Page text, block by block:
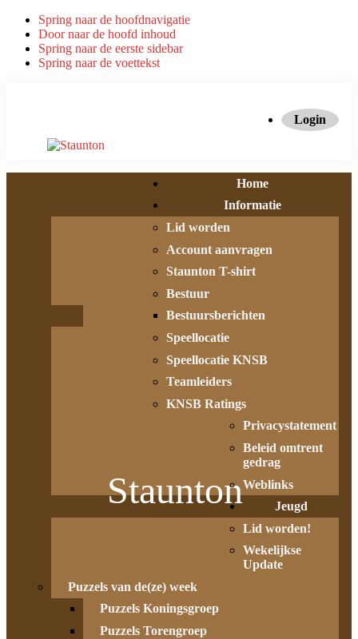
Spring naar de hoofdnavigatie
Door naar de hoofd inhoud
Spring naar de eerste sidebar
Spring naar de voettekst
Login
Staunton
Home
Informatie
Lid worden
Account aanvragen
Staunton T-shirt
Bestuur
Bestuursberichten
Speellocatie
Speellocatie KNSB
Teamleiders
KNSB Ratings
Privacystatement
Beleid omtrent
gedrag
Weblinks
Jeugd
Lid worden!
Wekelijkse
Update
Puzzels van de(ze) week
Puzzels Koningsgroep
Puzzels Torengroep